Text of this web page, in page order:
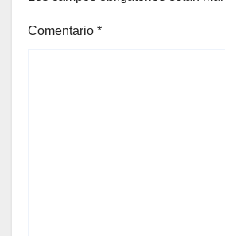
Comentario *